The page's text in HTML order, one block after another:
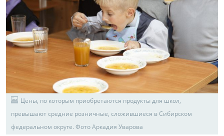
Цены, по которым приобретаются продукты для школ,
превышают средние розничные, сложившиеся в Сибирском
федеральном округе. Фото Аркадия Уварова